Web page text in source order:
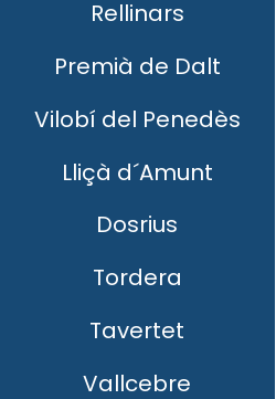
Rellinars
Premià de Dalt
Vilobí del Penedès
Lliçà d´Amunt
Dosrius
Tordera
Tavertet
Vallcebre